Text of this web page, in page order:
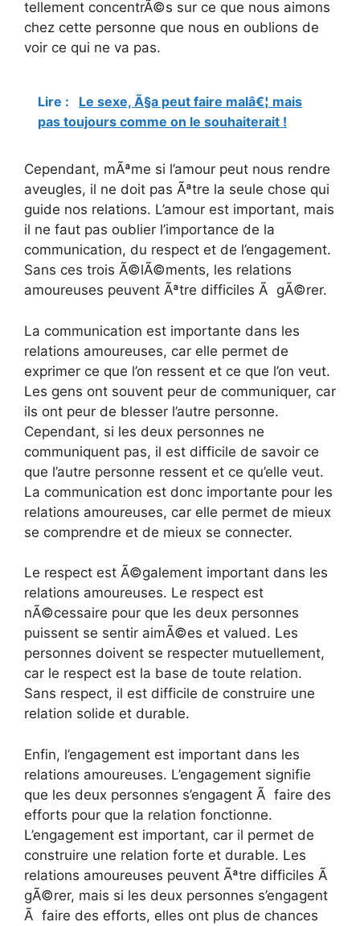
tellement concentrÃ©s sur ce que nous aimons
chez cette personne que nous en oublions de
voir ce qui ne va pas.
Lire :
Le sexe, Ã§a peut faire malâ€¦ mais
pas toujours comme on le souhaiterait !
Cependant, mÃªme si l’amour peut nous rendre
aveugles, il ne doit pas Ãªtre la seule chose qui
guide nos relations. L’amour est important, mais
il ne faut pas oublier l’importance de la
communication, du respect et de l’engagement.
Sans ces trois Ã©lÃ©ments, les relations
amoureuses peuvent Ãªtre difficiles Ã gÃ©rer.
La communication est importante dans les
relations amoureuses, car elle permet de
exprimer ce que l’on ressent et ce que l’on veut.
Les gens ont souvent peur de communiquer, car
ils ont peur de blesser l’autre personne.
Cependant, si les deux personnes ne
communiquent pas, il est difficile de savoir ce
que l’autre personne ressent et ce qu’elle veut.
La communication est donc importante pour les
relations amoureuses, car elle permet de mieux
se comprendre et de mieux se connecter.
Le respect est Ã©galement important dans les
relations amoureuses. Le respect est
nÃ©cessaire pour que les deux personnes
puissent se sentir aimÃ©es et valued. Les
personnes doivent se respecter mutuellement,
car le respect est la base de toute relation.
Sans respect, il est difficile de construire une
relation solide et durable.
Enfin, l’engagement est important dans les
relations amoureuses. L’engagement signifie
que les deux personnes s’engagent Ã faire des
efforts pour que la relation fonctionne.
L’engagement est important, car il permet de
construire une relation forte et durable. Les
relations amoureuses peuvent Ãªtre difficiles Ã
gÃ©rer, mais si les deux personnes s’engagent
Ã faire des efforts, elles ont plus de chances